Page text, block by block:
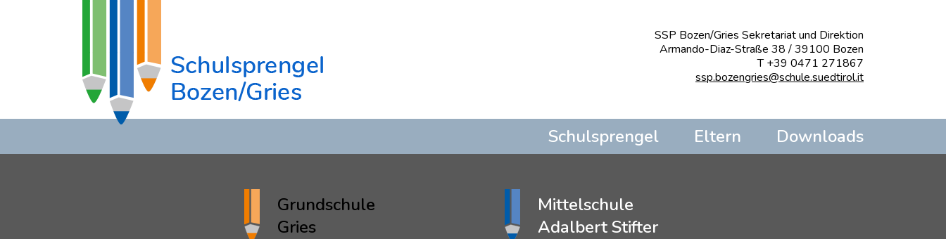
SSP Bozen/Gries Sekretariat und Direktion
Armando-Diaz-Straße 38 / 39100 Bozen
T +39 0471 271867
ssp.bozengries@schule.suedtirol.it
Schulsprengel Eltern Downloads
Grundschule
Gries
Mittelschule
Adalbert Stifter